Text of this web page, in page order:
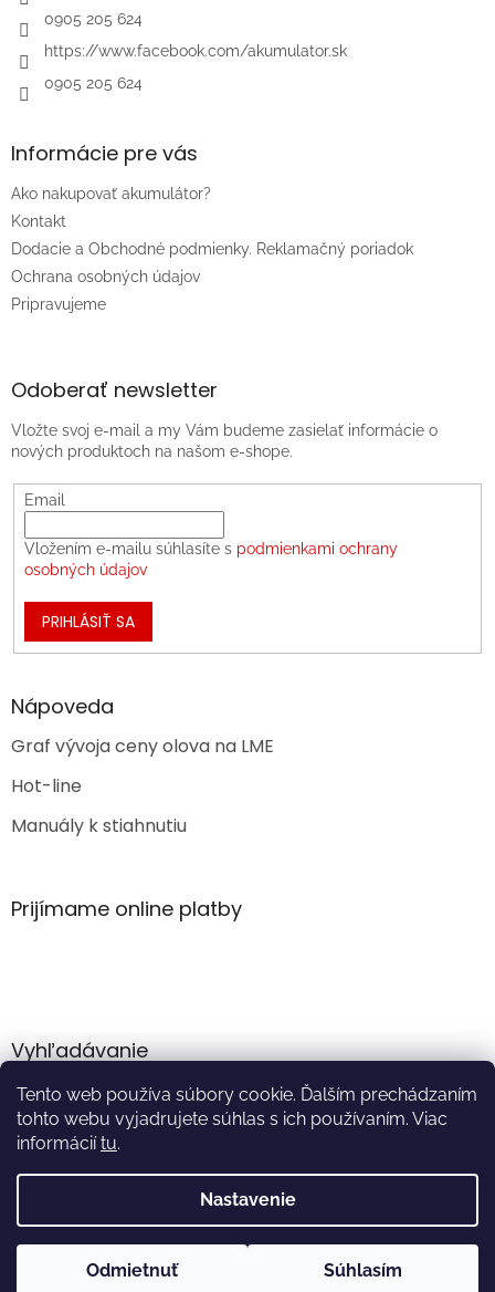
Tento web používa súbory cookie. Ďalším prechádzaním
tohto webu vyjadrujete súhlas s ich používaním. Viac
informáciítu.
Nastavenie
Odmietnuť Súhlasím
0905 205 624
https://www.facebook.com/akumulator.sk
0905 205 624
Informácie pre vás
Ako nakupovať akumulátor?
Kontakt
Dodacie a Obchodné podmienky. Reklamačný poriadok
Ochrana osobných údajov
Pripravujeme
Odoberať newsletter
Vložte svoj e-mail a my Vám budeme zasielať informácie o
nových produktoch na našom e-shope.
Email
Vložením e-mailu súhlasíte s podmienkami ochrany
osobných údajov
PRIHLÁSIŤ SA
Nápoveda
Graf vývoja ceny olova na LME
Hot-line
Manuály k stiahnutiu
Prijímame online platby
Vyhľadávanie
HĽADAŤ
Vytvoril Shoptet
Copyright 2026Akumulator.sk . Všetky práva vyhradené.